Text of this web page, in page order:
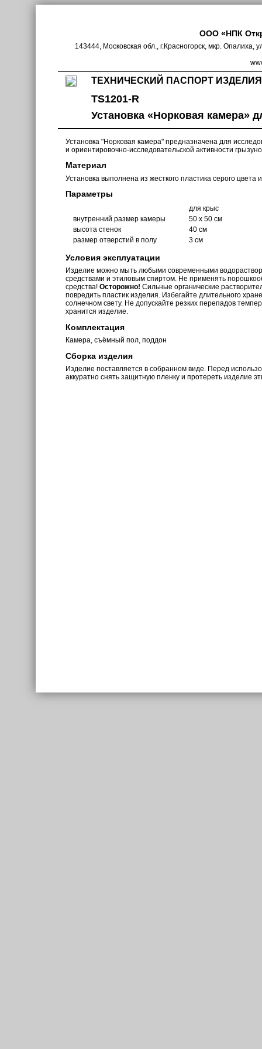
ООО «НПК
143444, Московская обл., г.Красногорск, мкр. Опалиха,
ТЕХНИЧЕСКИЙ ПАСПОРТ
TS1201-R
Установка «Норковая камера»
Установка "Норковая камера" предназначена для
и ориентировочно-исследовательской активности
Материал
Установка выполнена из жесткого пластика серого цвета
Параметры
для крыс
внутренний размер камеры
50 х 50 см
высота стенок
40 см
размер отверстий в полу
3 см
Условия эксплуатации
Изделие можно мыть любыми современными
средствами и этиловым спиртом. Не применять
средства!Осторожно! Сильные органические
повредить пластик изделия. Избегайте длительного
солнечном свету. Не допускайте резких перепадов
хранится изделие.
Комплектация
Камера, съёмный пол, поддон
Сборка изделия
Изделие поставляется в собранном виде. Перед
аккуратно снять защитную пленку и протереть изделие